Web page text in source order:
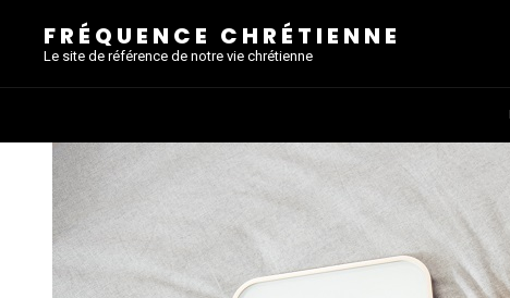
FRÉQUENCE CHRÉTIENNE
Le site de référence de notre vie chrétienne